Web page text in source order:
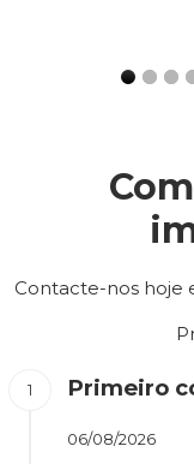
Contacte-nos hoje
Primeiro
06/08/2026